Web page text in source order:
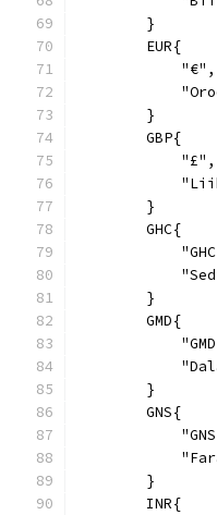
        }
        EUR{
            "€",
        }
        GBP{
            "£",
        }
        GHC{
        }
        GMD{
        }
        GNS{
        }
        INR{